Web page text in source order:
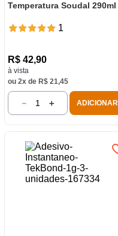
Temperatura Soudal 290ml
1
R$ 42,90
à vista
ou 2x de R$ 21,45
＋
－ ADICIONAR